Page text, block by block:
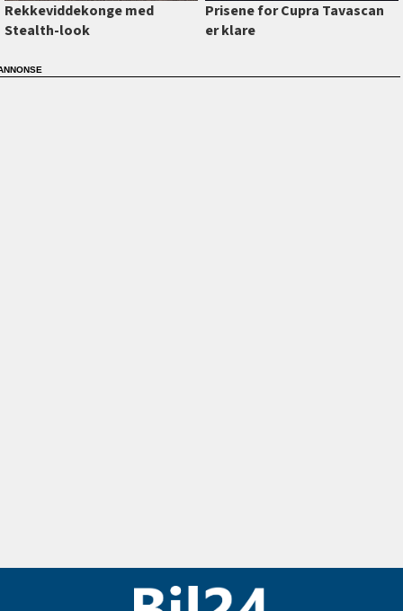
Rekkeviddekonge med
Stealth-look
Prisene for Cupra Tavascan
er klare